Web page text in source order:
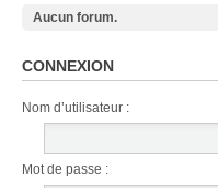
Aucun forum.
CONNEXION
Nom d’utilisateur :
Mot de passe :